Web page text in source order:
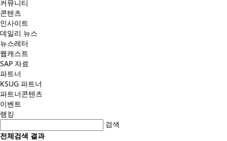
커뮤니티
콘텐츠
인사이트
데일리 뉴스
뉴스레터
웹캐스트
SAP 자료
파트너
KSUG 파트너
파트너콘텐츠
이벤트
랭킹
검색
전체검색 결과